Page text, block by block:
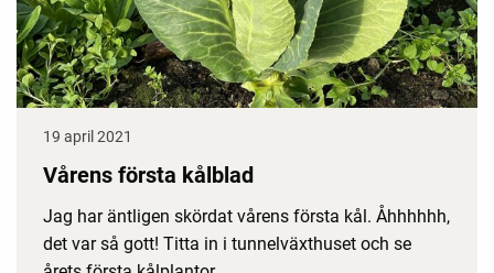
19 april 2021
Vårens första kålblad
Jag har äntligen skördat vårens första kål. Åhhhhhh,
det var så gott! Titta in i tunnelväxthuset och se